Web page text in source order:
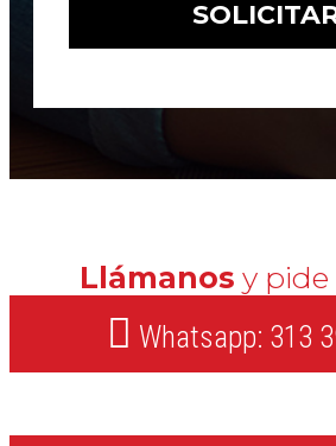
Llámanos y
Whatsapp: 313